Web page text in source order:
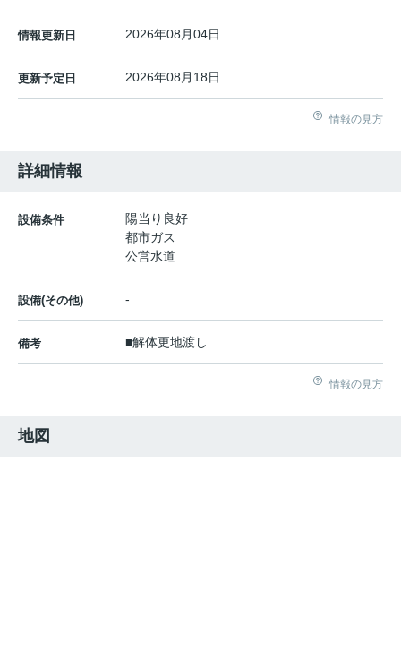
情報更新日 2026年08月04日
更新予定日 2026年08月18日
情報の見方
詳細情報
設備条件
陽当り良好
都市ガス
公営水道
設備(その他) -
備考 ■解体更地渡し
情報の見方
地図